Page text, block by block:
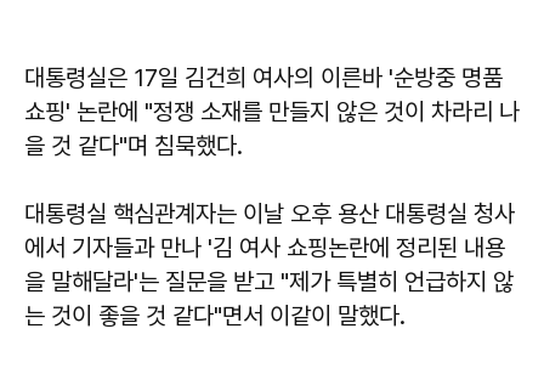
대통령실은 17일 김건희 여사의 이른바 '순방중 명품
쇼핑' 논란에 "정쟁 소재를 만들지 않은 것이 차라리 나
을 것 같다"며 침묵했다.
대통령실 핵심관계자는 이날 오후 용산 대통령실 청사
에서 기자들과 만나 '김 여사 쇼핑논란에 정리된 내용
을 말해달라'는 질문을 받고 "제가 특별히 언급하지 않
는 것이 좋을 것 같다"면서 이같이 말했다.